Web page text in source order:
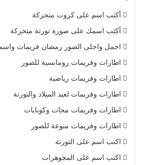
أكتب اسم على كروت متحركة
أكتب اسمك على صورة تورتة متحركة
اجمل واحلى الصور رمضان فريمات
اطارات وفريمات رومانسية للصور
اطارات وفريمات رياضية
اطارات وفريمات لعيد الميلاد والتورتة
اطارات وفريمات مجات وكوبايات
اطارات وفريمات منوعة للصور
اكتب اسم على التورتة
اكتب اسم على المجوهرات